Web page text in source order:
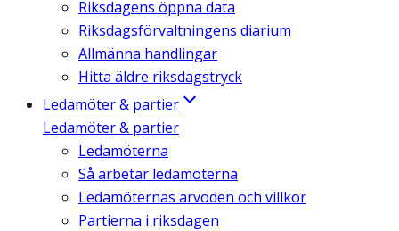
Riksdagens öppna data
Riksdagsförvaltningens diarium
Allmänna handlingar
Hitta äldre riksdagstryck
Ledamöter & partier
Ledamöter & partier
Ledamöterna
Så arbetar ledamöterna
Ledamöternas arvoden och villkor
Partierna i riksdagen